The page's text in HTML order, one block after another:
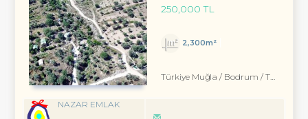
250,000 TL
2,300m²
Türkiye Muğla / Bodrum / Turgutreis
NAZAR EMLAK